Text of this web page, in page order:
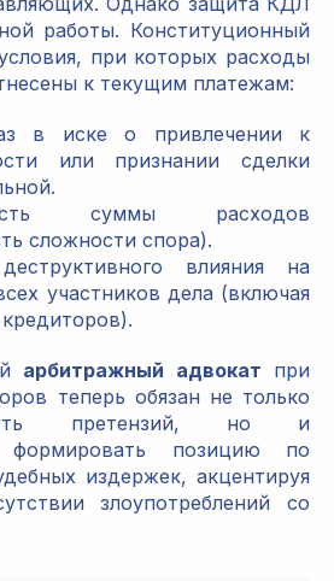
работы. Конституционный
при которых расходы
к текущим платежам:
в иске о привлечении к
или признании сделки
суммы расходов
сложности спора).
влияния на
участников дела (включая
арбитражный адвокат при
теперь обязан не только
претензий, но и
формировать позицию по
издержек, акцентируя
злоупотреблений со